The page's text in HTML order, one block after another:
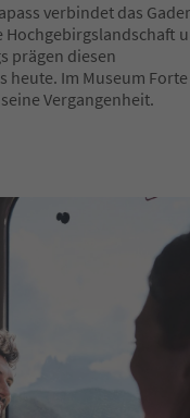
verbindet das
Hochgebirgslandschaft
prägen diesen
heute. Im Museum Forte
Vergangenheit.